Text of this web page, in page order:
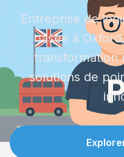
Entreprise de
basée à
transformation
solutions de